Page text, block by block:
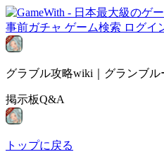
事前ガチャ ゲーム検索 ログイ
グラブル攻略wiki｜グランブ
掲示板Q&A
トップに戻る